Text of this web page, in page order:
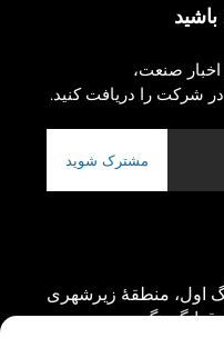
اخبار صنعت،
شرکت را دریافت کنید.
مشترک شوید
ووسونگ اول، منطقهٔ زیرشهری